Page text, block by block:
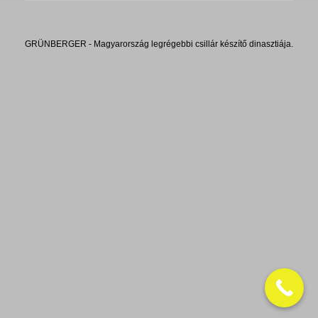
GRÜNBERGER - Magyarország legrégebbi csillár készítő dinasztiája.